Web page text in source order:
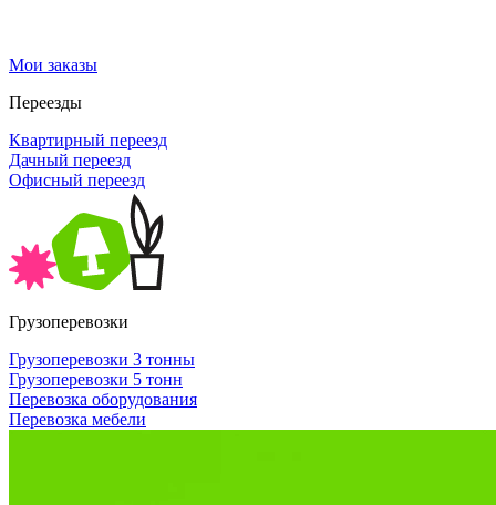
Мои заказы
Переезды
Квартирный переезд
Дачный переезд
Офисный переезд
Грузоперевозки
Грузоперевозки 3 тонны
Грузоперевозки 5 тонн
Перевозка оборудования
Перевозка мебели